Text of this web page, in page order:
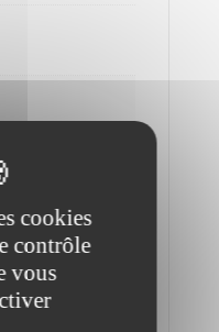
cookies
contrôle
vous